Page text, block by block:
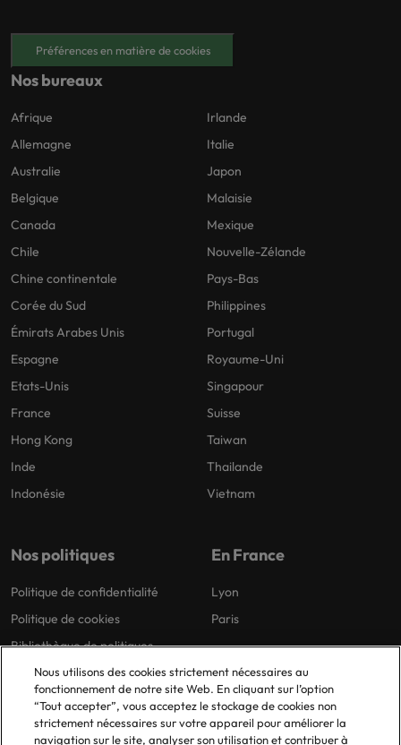
Préférences en matière de cookies
Nos bureaux
Afrique
Allemagne
Australie
Belgique
Canada
Chile
Chine continentale
Corée du Sud
Émirats Arabes Unis
Espagne
Etats-Unis
France
Hong Kong
Inde
Indonésie
Irlande
Italie
Japon
Malaisie
Mexique
Nouvelle-Zélande
Pays-Bas
Philippines
Portugal
Royaume-Uni
Singapour
Suisse
Taiwan
Thailande
Vietnam
Nos politiques
Politique de confidentialité
Politique de cookies
Bibliothèque de politiques
En France
Lyon
Paris
Nous utilisons des cookies strictement nécessaires au
fonctionnement de notre site Web. En cliquant sur l’option
“Tout accepter”, vous acceptez le stockage de cookies non
strictement nécessaires sur votre appareil pour améliorer la
navigation sur le site, analyser son utilisation et contribuer à